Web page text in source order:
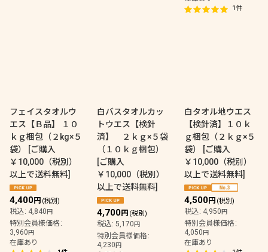
1件
フェイスタオルウ
エス【Ｂ品】 １０
ｋｇ梱包（２kg×５
袋）
[ご購入
￥10,000（税別）
以上で送料無料]
4,400円 (税別)
税込: 4,840円
特別会員様価格 :
3,960円
在庫あり
白バスタオルカッ
トウエス【検針
済】 ２ｋｇ×５袋
（１０ｋｇ梱包）
[ご購入
￥10,000（税別）
以上で送料無料]
4,700円 (税別)
税込: 5,170円
特別会員様価格 :
4,230円
白タオル地ウエス
【検針済】１０ｋ
ｇ梱包（２ｋｇ×５
袋）
[ご購入
￥10,000（税別）
以上で送料無料]
4,500円 (税別)
税込: 4,950円
特別会員様価格 :
4,050円
在庫あり